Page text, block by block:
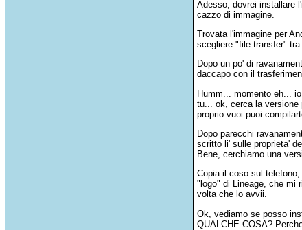
Adesso, dovrei installare
cazzo di immagine.
Trovata l'immagine per
scegliere "file transfer"
Dopo un po' di
daccapo con il
Humm... momento eh...
tu... ok, cerca la versione
proprio vuoi puoi
Dopo parecchi
scritto li' sulle proprieta'
Bene, cerchiamo una
Copia il coso sul
"logo" di Lineage, che mi
volta che lo avvii.
Ok, vediamo se posso
QUALCHE COSA?